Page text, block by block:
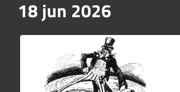
18 jun 2026